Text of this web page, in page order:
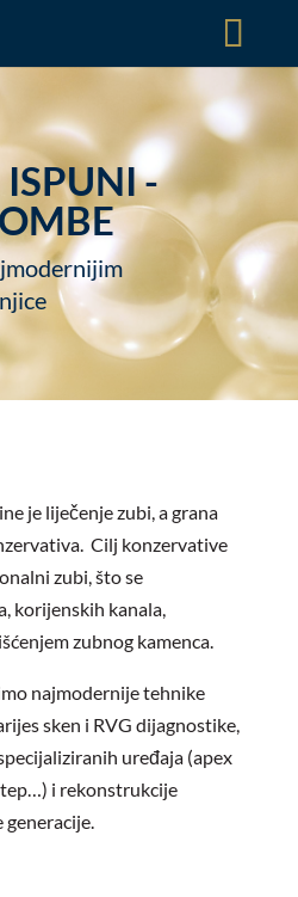
ISPUNI -
je liječenje zubi, a grana
Cilj konzervative
zubi, što se
korijenskih kanala,
zubnog kamenca.
najmodernije tehnike
sken i RVG dijagnostike,
uređaja (apex
i rekonstrukcije